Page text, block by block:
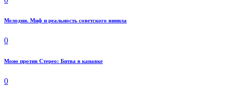
Мелодия. Миф и реальность советского винила
0
Моно против Стерео: Битва в канавке
0